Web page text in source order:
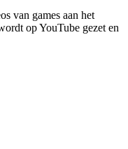
van games aan het
op YouTube gezet en